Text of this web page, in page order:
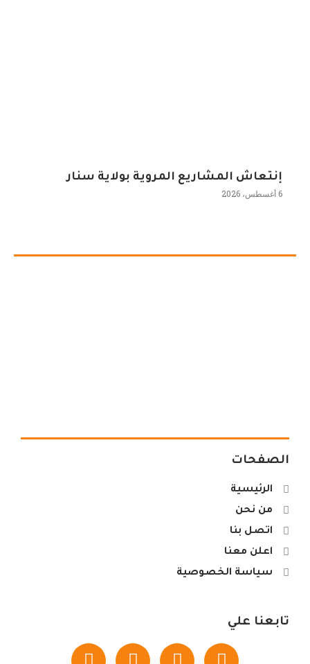
إنتعاش المشاريع المروية بولاية سنار
6 أغسطس، 2026
الصفحات
الرئيسية
من نحن
اتصل بنا
اعلن معنا
سياسة الخصوصية
تابعنا علي